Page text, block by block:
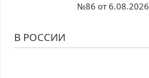
№86 от 6.08.2026
В РОССИИ